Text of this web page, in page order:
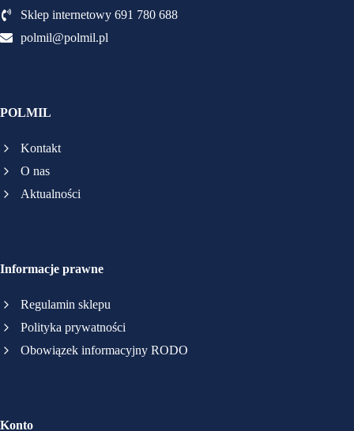
Sklep internetowy 691 780 688
polmil@polmil.pl
POLMIL
Kontakt
O nas
Aktualności
Informacje prawne
Regulamin sklepu
Polityka prywatności
Obowiązek informacyjny RODO
Konto